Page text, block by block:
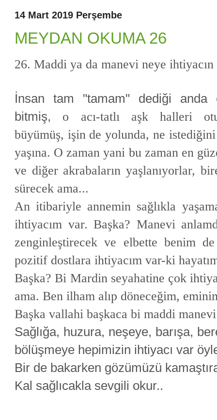
14 Mart 2019 Perşembe
MEYDAN OKUMA 26
26. Maddi ya da manevi neye
İnsan tam "tamam" dediği anda
bitmiş, o acı-tatlı aşk halleri
büyümüş, işin de yolunda, ne
yaşına. O zaman yani bu zaman en
ve diğer akrabaların yaşlanıyorlar,
sürecek ama...
An itibariyle annemin sağlıkla
ihtiyacım var. Başka? Manevi
zenginleştirecek ve elbette benim
pozitif dostlara ihtiyacım var-ki
Başka? Bi Mardin seyahatine çok
ama. Ben ilham alıp döneceğim,
Başka vallahi başkaca bi maddi
Sağlığa, huzura, neşeye, barışa,
bölüşmeye hepimizin ihtiyacı var
Bir de bakarken gözümüzü
Kal sağlıcakla sevgili okur..